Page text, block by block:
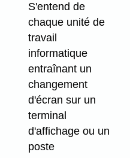
S'entend de
chaque unité de
travail
informatique
entraînant un
changement
d'écran sur un
terminal
d'affichage ou un
poste